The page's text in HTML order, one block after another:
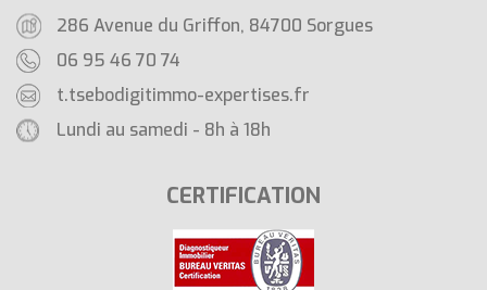
286 Avenue du Griffon, 84700 Sorgues
06 95 46 70 74
t.tsebodigitimmo-expertises.fr
Lundi au samedi - 8h à 18h
CERTIFICATION